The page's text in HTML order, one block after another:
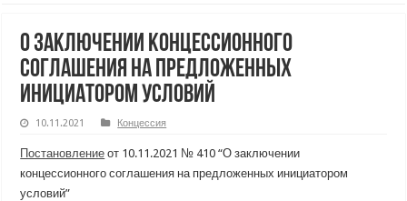
О заключении концессионного
соглашения на предложенных
инициатором условий
10.11.2021 Концессия
Постановление от 10.11.2021 № 410 “О заключении
концессионного соглашения на предложенных инициатором
условий”